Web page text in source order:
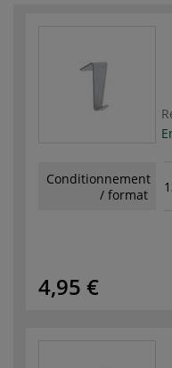
Conditionnement
/ format
4,95 €